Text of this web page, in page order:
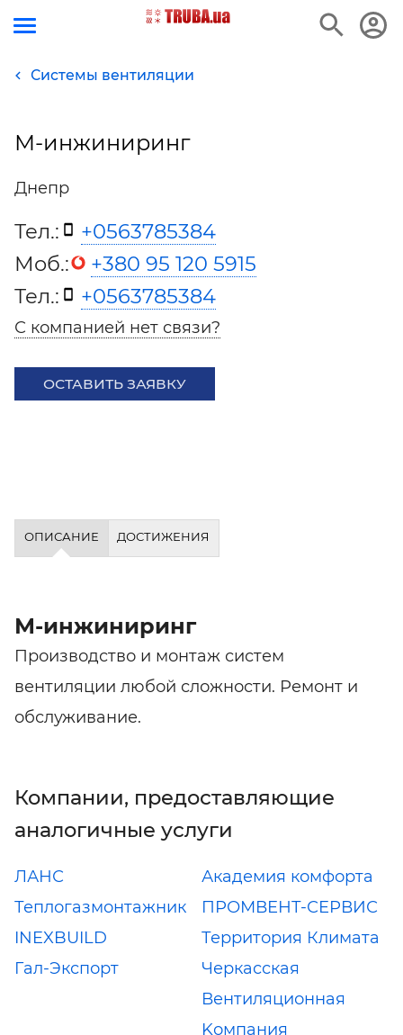
Системы вентиляции
М-инжиниринг
Днепр
Тел.:
+0563785384
Моб.:
+380 95 120 5915
Тел.:
+0563785384
С компанией нет связи?
ОСТАВИТЬ ЗАЯВКУ
ОПИСАНИЕ ДОСТИЖЕНИЯ
М-инжиниринг
Производство и монтаж систем
вентиляции любой сложности. Ремонт и
обслуживание.
Компании, предоставляющие
аналогичные услуги
ЛАНС
Академия комфорта
Теплогазмонтажник
ПРОМВЕНТ-СЕРВИС
INEXBUILD
Территория Климата
Гал-Экспорт
Черкасская
Вентиляционная
Kомпания